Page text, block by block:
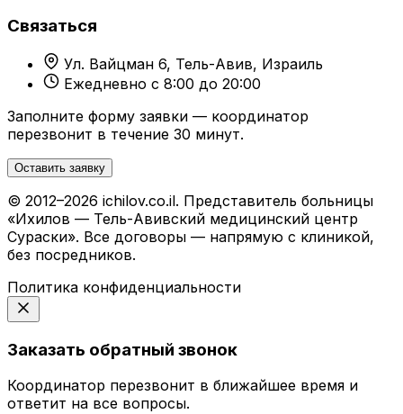
Связаться
Ул. Вайцман 6, Тель-Авив, Израиль
Ежедневно с 8:00 до 20:00
Заполните форму заявки — координатор
перезвонит в течение 30 минут.
Оставить заявку
© 2012–2026 ichilov.co.il. Представитель больницы
«Ихилов — Тель-Авивский медицинский центр
Сураски». Все договоры — напрямую с клиникой,
без посредников.
Политика конфиденциальности
Заказать обратный звонок
Координатор перезвонит в ближайшее время и
ответит на все вопросы.